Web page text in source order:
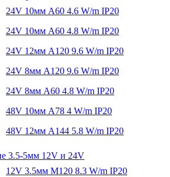
24V 10мм A60 4.6 W/m IP20
24V 10мм A60 4.8 W/m IP20
24V 12мм A120 9.6 W/m IP20
24V 8мм A120 9.6 W/m IP20
24V 8мм A60 4.8 W/m IP20
48V 10мм A78 4 W/m IP20
48V 12мм A144 5.8 W/m IP20
3.5-5мм 12V и 24V
12V 3.5мм M120 8.3 W/m IP20